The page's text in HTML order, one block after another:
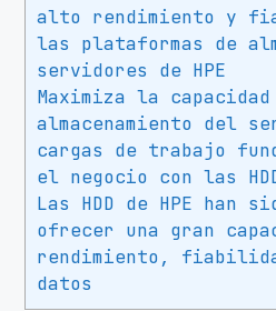
alto rendimiento y
las plataformas de
servidores de HPE
Maximiza la
almacenamiento del
cargas de trabajo
el negocio con las
Las HDD de HPE han
ofrecer una gran
rendimiento,
datos